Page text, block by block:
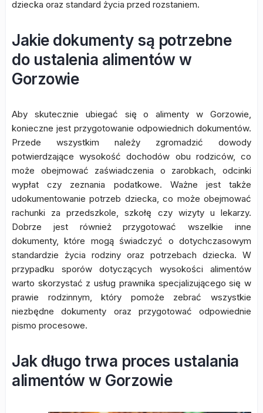
dziecka oraz standard życia przed rozstaniem.
Jakie dokumenty są potrzebne
do ustalenia alimentów w
Gorzowie
Aby skutecznie ubiegać się o alimenty w Gorzowie,
konieczne jest przygotowanie odpowiednich dokumentów.
Przede wszystkim należy zgromadzić dowody
potwierdzające wysokość dochodów obu rodziców, co
może obejmować zaświadczenia o zarobkach, odcinki
wypłat czy zeznania podatkowe. Ważne jest także
udokumentowanie potrzeb dziecka, co może obejmować
rachunki za przedszkole, szkołę czy wizyty u lekarzy.
Dobrze jest również przygotować wszelkie inne
dokumenty, które mogą świadczyć o dotychczasowym
standardzie życia rodziny oraz potrzebach dziecka. W
przypadku sporów dotyczących wysokości alimentów
warto skorzystać z usług prawnika specjalizującego się w
prawie rodzinnym, który pomoże zebrać wszystkie
niezbędne dokumenty oraz przygotować odpowiednie
pismo procesowe.
Jak długo trwa proces ustalania
alimentów w Gorzowie